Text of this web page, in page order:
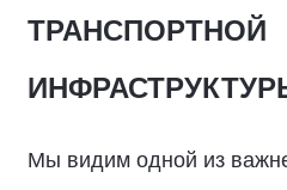
ТРАНСПОРТНОЙ
Мы видим одной из